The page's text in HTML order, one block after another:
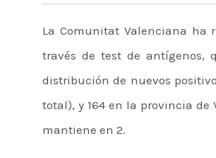
La Comunitat Valenciana ha
través de test de antígenos,
distribución de nuevos
total), y 164 en la provincia de
mantiene en 2.